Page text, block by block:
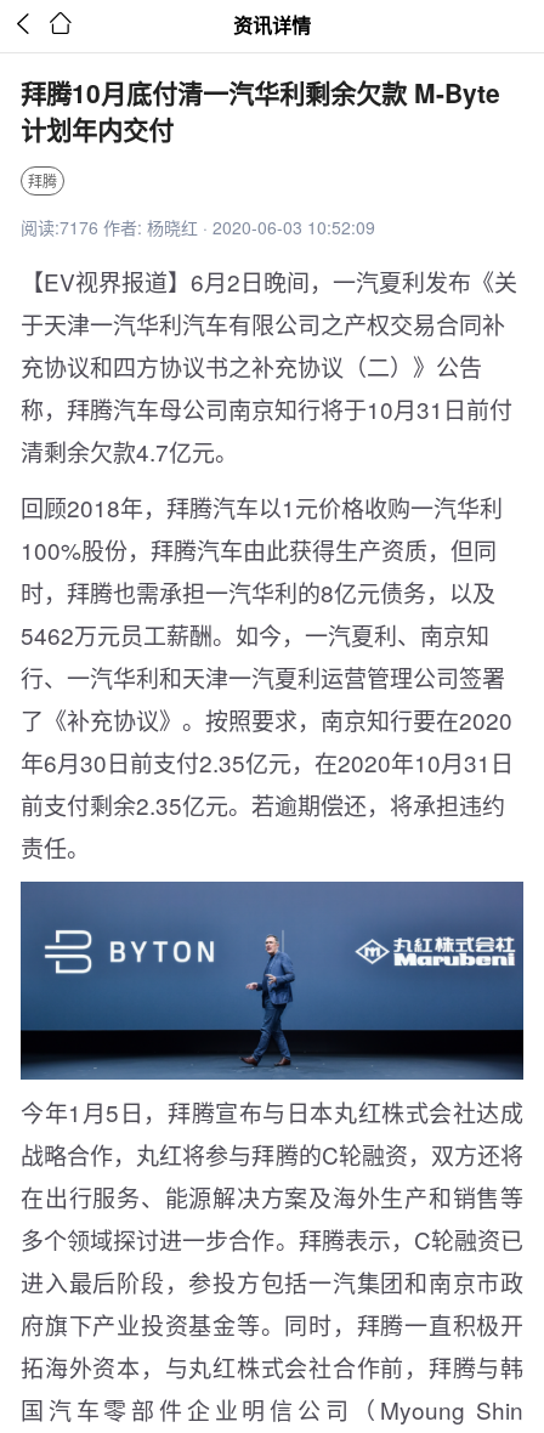
  资讯详情
拜腾10月底付清一汽华利剩余欠款 M-Byte
计划年内交付
拜腾
阅读:7176 作者: 杨晓红 · 2020-06-03 10:52:09
【EV视界报道】6月2日晚间，一汽夏利发布《关
于天津一汽华利汽车有限公司之产权交易合同补
充协议和四方协议书之补充协议（二）》公告
称，拜腾汽车母公司南京知行将于10月31日前付
清剩余欠款4.7亿元。
回顾2018年，拜腾汽车以1元价格收购一汽华利
100%股份，拜腾汽车由此获得生产资质，但同
时，拜腾也需承担一汽华利的8亿元债务，以及
5462万元员工薪酬。如今，一汽夏利、南京知
行、一汽华利和天津一汽夏利运营管理公司签署
了《补充协议》。按照要求，南京知行要在2020
年6月30日前支付2.35亿元，在2020年10月31日
前支付剩余2.35亿元。若逾期偿还，将承担违约
责任。
今年1月5日，拜腾宣布与日本丸红株式会社达成
战略合作，丸红将参与拜腾的C轮融资，双方还将
在出行服务、能源解决方案及海外生产和销售等
多个领域探讨进一步合作。拜腾表示，C轮融资已
进入最后阶段，参投方包括一汽集团和南京市政
府旗下产业投资基金等。同时，拜腾一直积极开
拓海外资本，与丸红株式会社合作前，拜腾与韩
国汽车零部件企业明信公司（Myoung Shin